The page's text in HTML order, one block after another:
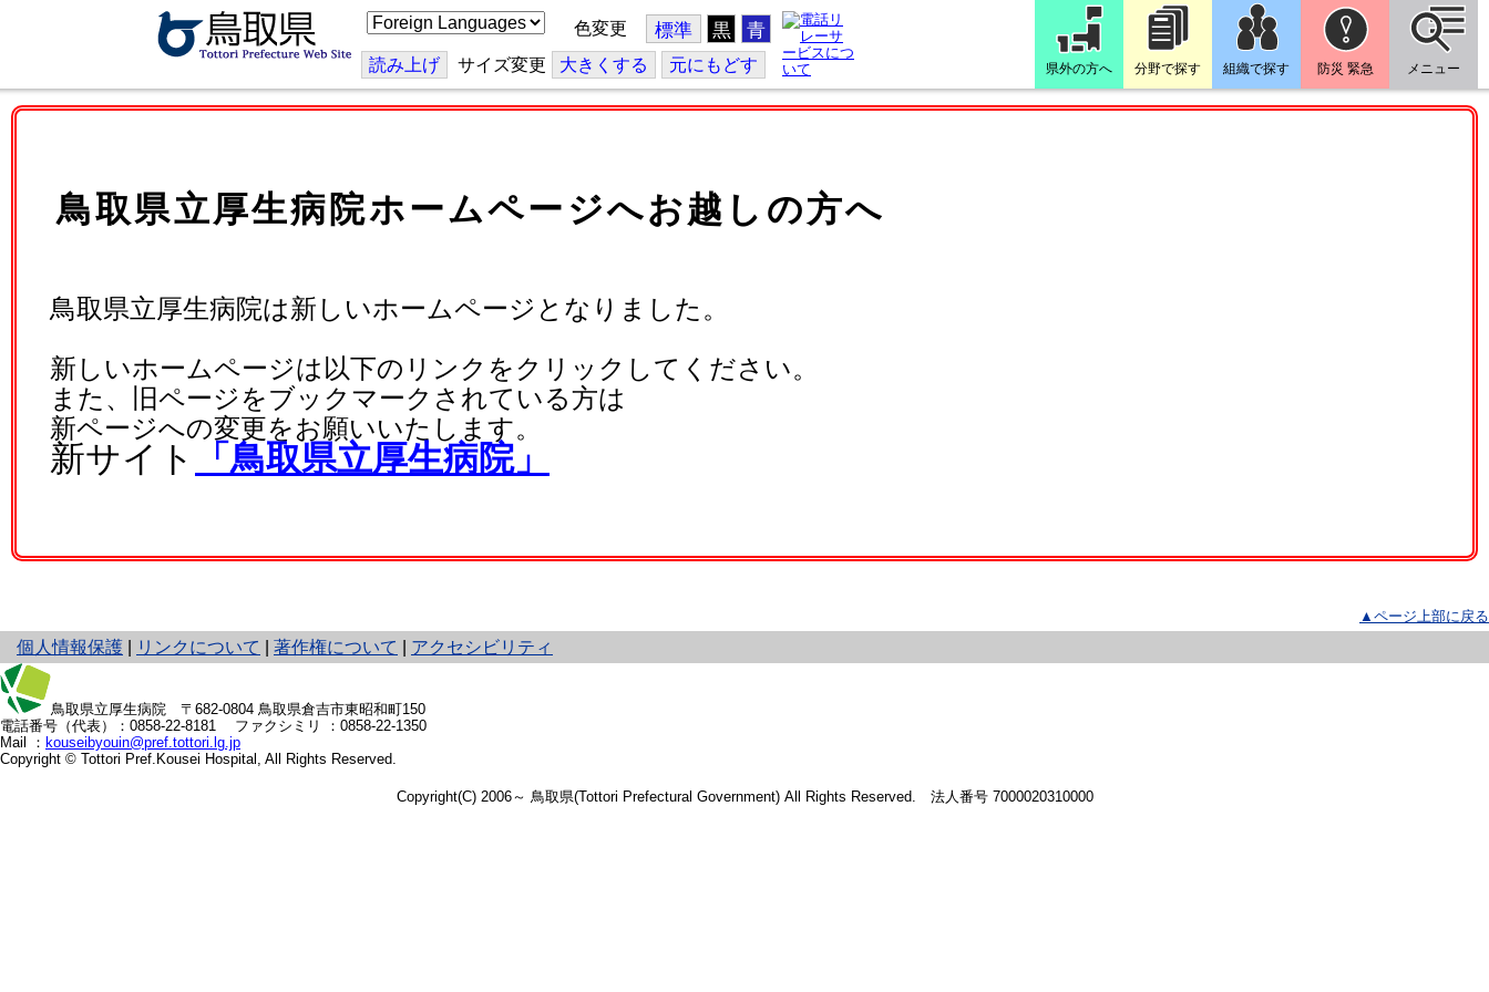
こ
の
ジ
を
翻
色変更 標準 黒 青
読み上げ サイズ変更 大きくする 元にもどす 県外の方へ 分野で探す 組織で探す 防災 緊急 メニュー
鳥取県立厚生病院ホームページへお越しの方へ
鳥取県立厚生病院は新しいホームページとなりました。
新しいホームページは以下のリンクをクリックしてください。
また、旧ページをブックマークされている方は
新ページへの変更をお願いいたします。
新サイト 「鳥取県立厚生病院」
▲ページ上部に戻る
個人情報保護
と
り
ッ
ト
へ
リンクについて 著作権について アクセシビリティ
鳥取県立厚生病院 〒682-0804 鳥取県倉吉市東昭和町150
電話番号（代表）： 0858-22-8181
ファクシミリ ：0858-22-1350
Mail ： kouseibyouin@pref.tottori.lg.jp
Copyright © Tottori Pref.Kousei Hospital, All Rights Reserved.
Copyright(C) 2006～ 鳥取県(Tottori Prefectural Government) All Rights Reserved. 法人番号 7000020310000